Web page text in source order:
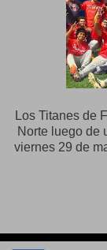
Los Titanes de
Norte luego de
viernes 29 de